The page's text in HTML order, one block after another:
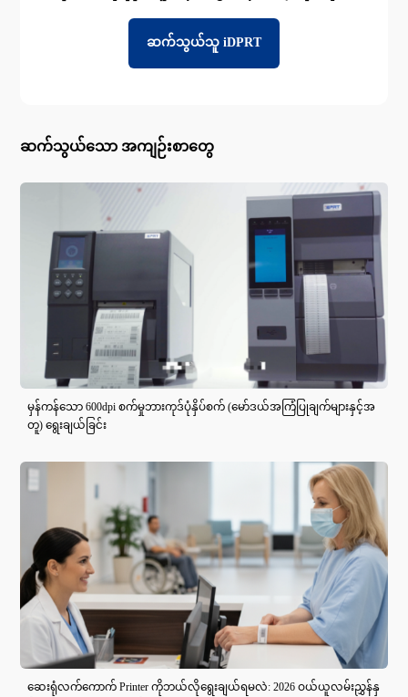
ဆက်သွယ်သူ iDPRT
ဆက်သွယ်သော အကျဉ်းစာတွေ
မှန်ကန်သော 600dpi စက်မှုဘားကုဒ်ပုံနှိပ်စက် (မော်ဒယ်အကြံပြုချက်များနှင့်အ
တူ) ရွေးချယ်ခြင်း
ဆေးရုံလက်ကောက် Printer ကိုဘယ်လိုရွေးချယ်ရမလဲ: 2026 ဝယ်ယူလမ်းညွှန်နှ